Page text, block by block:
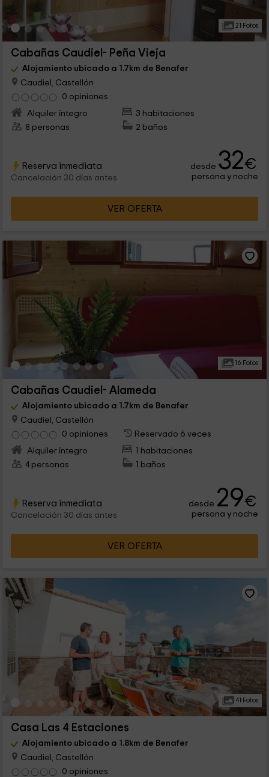
21 Fotos
Cabañas Caudiel- Peña Vieja
Alojamiento ubicado a 1.7km de Benafer
Caudiel, Castellón
0 opiniones
Alquiler íntegro
3 habitaciones
8 personas
2 baños
Reserva inmediata
Cancelación 30 días antes
desde 32€
persona y noche
VER OFERTA
16 Fotos
Cabañas Caudiel- Alameda
Alojamiento ubicado a 1.7km de Benafer
Caudiel, Castellón
0 opiniones
Reservado 6 veces
Alquiler íntegro
1 habitaciones
4 personas
1 baños
Reserva inmediata
Cancelación 30 días antes
desde 29€
persona y noche
VER OFERTA
41 Fotos
Casa Las 4 Estaciones
Alojamiento ubicado a 1.8km de Benafer
Caudiel, Castellón
0 opiniones